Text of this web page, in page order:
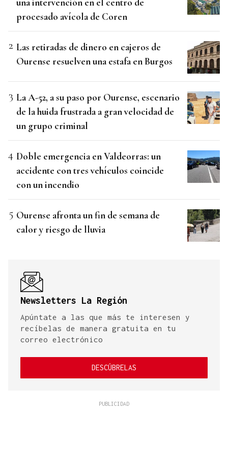
una intervención en el centro de
procesado avícola de Coren
Las retiradas de dinero en cajeros de
Ourense resuelven una estafa en Burgos
La A-52, a su paso por Ourense, escenario
de la huida frustrada a gran velocidad de
un grupo criminal
Doble emergencia en Valdeorras: un
accidente con tres vehículos coincide
con un incendio
Ourense afronta un fin de semana de
calor y riesgo de lluvia
Newsletters La Región
Apúntate a las que más te interesen y
recíbelas de manera gratuita en tu
correo electrónico
DESCÚBRELAS